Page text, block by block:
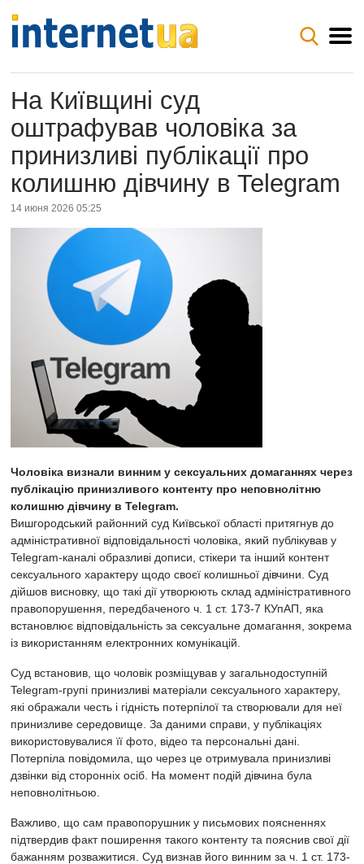
На Київщині суд
оштрафував чоловіка за
принизливі публікації про
колишню дівчину в Telegram
14 июня 2026 05:25
Чоловіка визнали винним у сексуальних домаганнях через
публікацію принизливого контенту про неповнолітню
колишню дівчину в Telegram.
Вишгородський районний суд Київської області притягнув до
адміністративної відповідальності чоловіка, який публікував у
Telegram-каналі образливі дописи, стікери та інший контент
сексуального характеру щодо своєї колишньої дівчини. Суд
дійшов висновку, що такі дії утворюють склад адміністративного
правопорушення, передбаченого ч. 1 ст. 173-7 КУпАП, яка
встановлює відповідальність за сексуальне домагання, зокрема
із використанням електронних комунікацій.
Суд встановив, що чоловік розміщував у загальнодоступній
Telegram-групі принизливі матеріали сексуального характеру,
які ображали честь і гідність потерпілої та створювали для неї
принизливе середовище. За даними справи, у публікаціях
використовувалися її фото, відео та персональні дані.
Потерпіла повідомила, що через це отримувала принизливі
дзвінки від сторонніх осіб. На момент подій дівчина була
неповнолітньою.
Важливо, що сам правопорушник у письмових поясненнях
підтвердив факт поширення такого контенту та пояснив свої дії
бажанням розважитися. Суд визнав його винним за ч. 1 ст. 173-